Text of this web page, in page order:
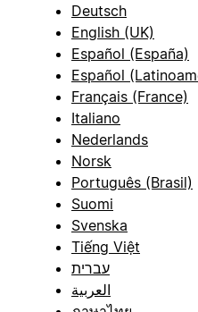
Deutsch
English (UK)
Español (España)
Español
Français (France)
Italiano
Nederlands
Norsk
Português (Brasil)
Suomi
Svenska
Tiếng Việt
עברית
العربية